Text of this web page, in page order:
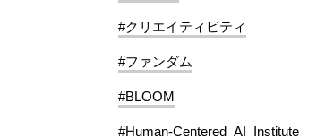
#クリエイティビティ
#ファンダム
#BLOOM
#Human-Centered_AI_Institute